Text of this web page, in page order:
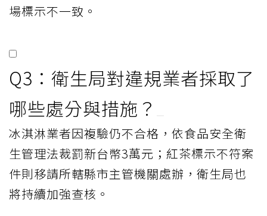
場標示不一致。
Q3：衛生局對違規業者採取了
哪些處分與措施？
冰淇淋業者因複驗仍不合格，依食品安全衛
生管理法裁罰新台幣3萬元；紅茶標示不符案
件則移請所轄縣市主管機關處辦，衛生局也
將持續加強查核。